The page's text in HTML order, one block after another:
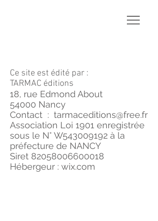
Ce site est édité par :
TARMAC éditions
18, rue Edmond About
54000 Nancy
Contact : tarmaceditions@free.fr
Association Loi 1901 enregistrée
sous le N° W543009192 à la
préfecture de NANCY
Siret 82058006600018
Hébergeur : wix.com